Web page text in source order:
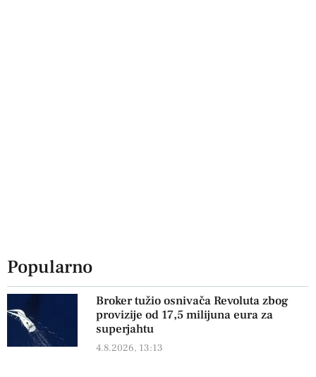
Popularno
Broker tužio osnivača Revoluta zbog
provizije od 17,5 milijuna eura za
superjahtu
4.8.2026, 13:13